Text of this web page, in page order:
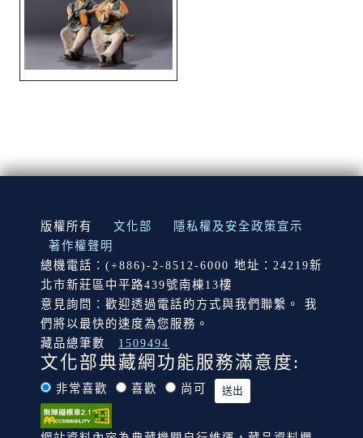
:::
版權所有 文化部
隱私權及安全政策宣示
著作權聲明
總機電話：(+886)-2-8512-6000 地址：24219新
北市新莊區中平路439號南棟13樓
意見詢問：歡迎透過電話的方式與我們聯繫。 我
們將以最快的速度為您服務。
藏品總筆數
1509494
文化部典藏網功能服務滿意度:
非常喜歡 喜歡 尚可